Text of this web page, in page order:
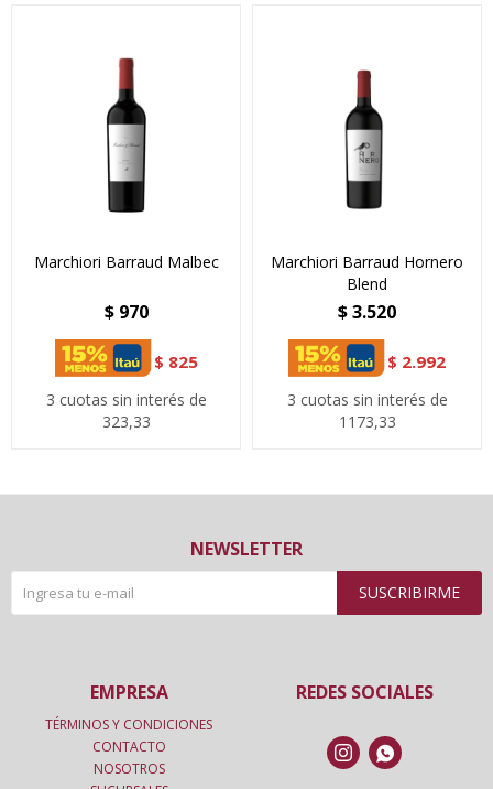
Marchiori Barraud Malbec
$ 970
$ 825
3 cuotas sin interés de
323,33
Marchiori Barraud Hornero
Blend
$3.520
$ 2.992
3 cuotas sin interés de
1173,33
NEWSLETTER
SUSCRIBIRME
REDES SOCIALES
 
EMPRESA
TÉRMINOS Y CONDICIONES
CONTACTO
NOSOTROS